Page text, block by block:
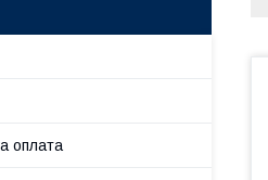
оплата